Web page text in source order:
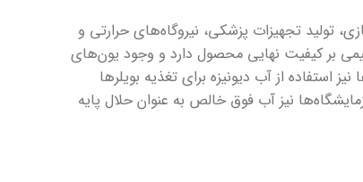
تولید تجهیزات پزشکی، نیروگاه‌های حرارتی و
بر کیفیت نهایی محصول دارد و وجود یون‌های
استفاده از آب دیونیزه برای تغذیه بویلرها
نیز آب فوق خالص به عنوان حلال پایه